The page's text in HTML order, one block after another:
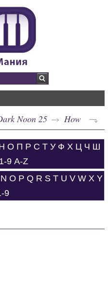
Noon 25 How
О П Р С Т У Ф Х Ц Ч Ш
1-9 A-Z
N O P Q R S T U V W X Y
9